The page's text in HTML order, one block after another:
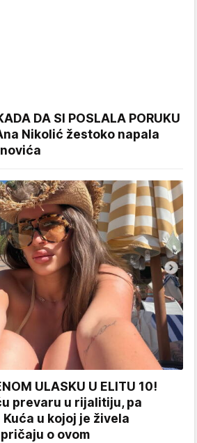
DA SI POSLALA PORUKU
Nikolić žestoko napala
ULASKU U ELITU 10!
prevaru u rijalitiju, pa
u kojoj je živela
o ovom